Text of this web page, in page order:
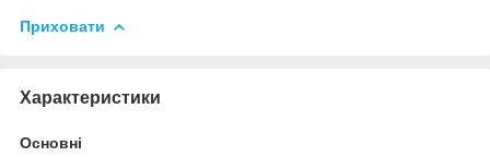
Приховати
Характеристики
Основні